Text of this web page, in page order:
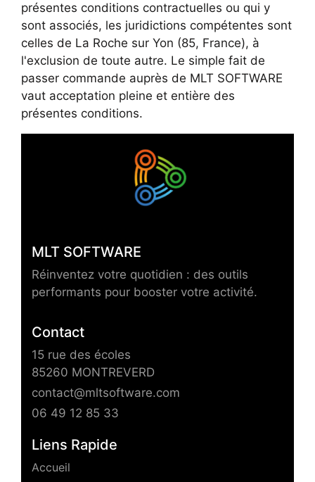
présentes conditions contractuelles ou qui y
sont associés, les juridictions compétentes sont
celles de La Roche sur Yon (85, France), à
l'exclusion de toute autre. Le simple fait de
passer commande auprès de MLT SOFTWARE
vaut acceptation pleine et entière des
présentes conditions.
MLT SOFTWARE
Réinventez votre quotidien : des outils
performants pour booster votre activité.
Contact
15 rue des écoles
85260 MONTREVERD
contact@mltsoftware.com
06 49 12 85 33
Liens Rapide
Accueil